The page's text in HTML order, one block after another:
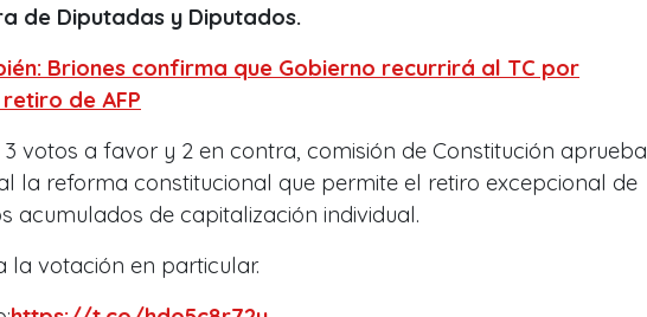
de Diputadas y Diputados.
Briones confirma que Gobierno recurrirá al TC por
de AFP
3 votos a favor y 2 en contra, comisión de Constitución aprueba
la reforma constitucional que permite el retiro excepcional de
acumulados de capitalización individual.
la votación en particular.